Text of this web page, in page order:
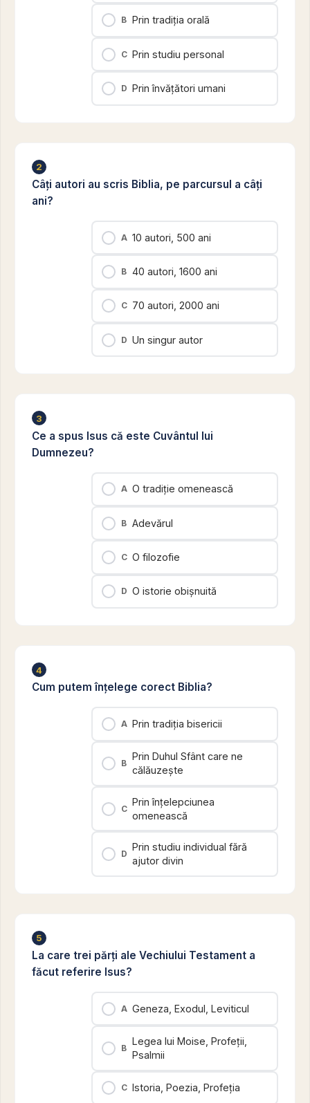
B Prin tradiția orală
C Prin studiu personal
D Prin învățători umani
2
Câți autori au scris Biblia, pe parcursul a câți
ani?
A 10 autori, 500 ani
B 40 autori, 1600 ani
C 70 autori, 2000 ani
D Un singur autor
3
Ce a spus Isus că este Cuvântul lui
Dumnezeu?
A O tradiție omenească
B Adevărul
C O filozofie
D O istorie obișnuită
4
Cum putem înțelege corect Biblia?
A Prin tradiția bisericii
B
Prin Duhul Sfânt care ne
călăuzește
C
Prin înțelepciunea
omenească
D
Prin studiu individual fără
ajutor divin
5
La care trei părți ale Vechiului Testament a
făcut referire Isus?
A Geneza, Exodul, Leviticul
B
Legea lui Moise, Profeții,
Psalmii
C Istoria, Poezia, Profeția